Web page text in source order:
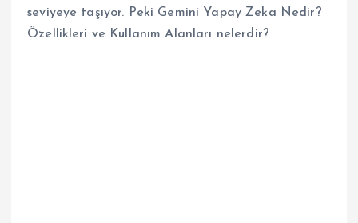
seviyeye taşıyor. Peki Gemini Yapay Zeka Nedir?
Özellikleri ve Kullanım Alanları nelerdir?